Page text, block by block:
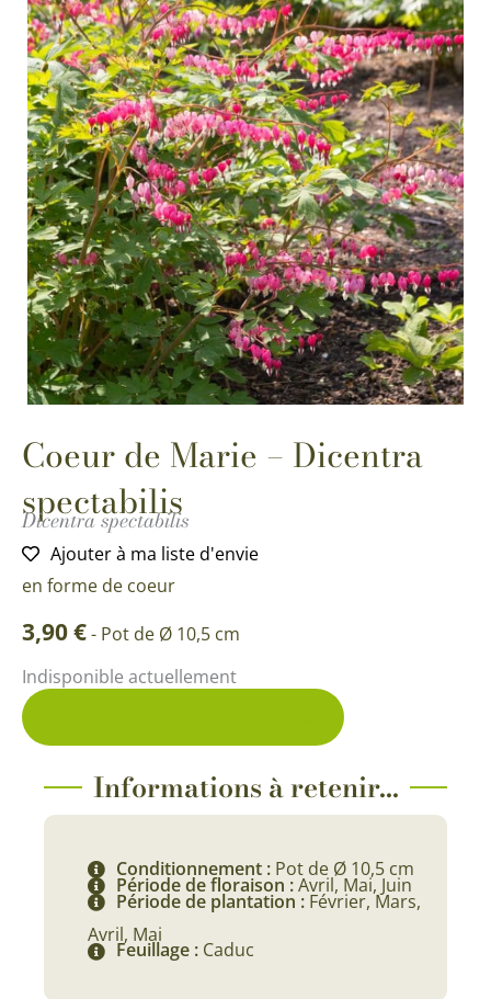
Coeur de Marie – Dicentra
spectabilis
Dicentra spectabilis
Ajouter à ma liste d'envie
en forme de coeur
3,90€- Pot de Ø 10,5 cm
Indisponible actuellement
Informations à retenir...
Conditionnement : Pot de Ø 10,5 cm
Période de floraison :Avril, Mai, Juin
Période de plantation : Février, Mars,
Avril, Mai
Feuillage : Caduc